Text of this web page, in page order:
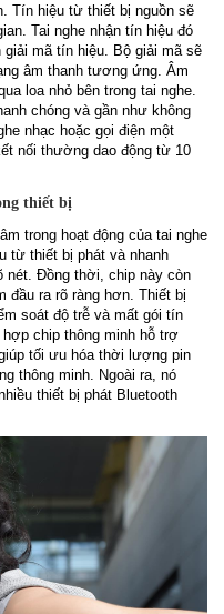
Tín hiệu từ thiết bị nguồn sẽ
Tai nghe nhận tín hiệu đó
mã tín hiệu. Bộ giải mã sẽ
âm thanh tương ứng. Âm
loa nhỏ bên trong tai nghe.
chóng và gần như không
nhạc hoặc gọi điện một
nối thường dao động từ 10
thiết bị
trong hoạt động của tai nghe
từ thiết bị phát và nhanh
nét. Đồng thời, chip này còn
đầu ra rõ ràng hơn. Thiết bị
soát độ trễ và mất gói tín
chip thông minh hỗ trợ
tối ưu hóa thời lượng pin
thông minh. Ngoài ra, nó
thiết bị phát Bluetooth